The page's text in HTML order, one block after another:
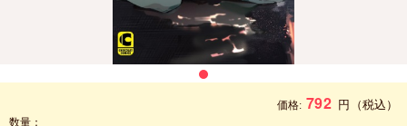
価格: 792 円 （税込）
数量：